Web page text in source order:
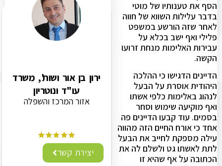
הסף את טענותיו של מוטי
בדבר עלילות השווא של חווה
לאחר שזה הורשע במשפט
פלילי ואף ישב בכלא על
עבירות האלימות מנחת זרועו
הקשה.
הדיינים הדגישו כי ההלכה
היהודית אוסרת על הבעל
לנהוג באלימות כלפי אשתו
ואף מוקיעה שימוש וסחר
בסמים. עוד קבעו הדיינים פה
אחד כי אורח החיים הזה מהווה
עילה מספקת לחייב את הבעל
לתת לאשתו גט ולשלם לה את
הכתובה על אף שהיא זו
ירון בן אור ושות', משרד
עו"ד ונוטריון
אזור המרכז והשפלה
יצירת קשר